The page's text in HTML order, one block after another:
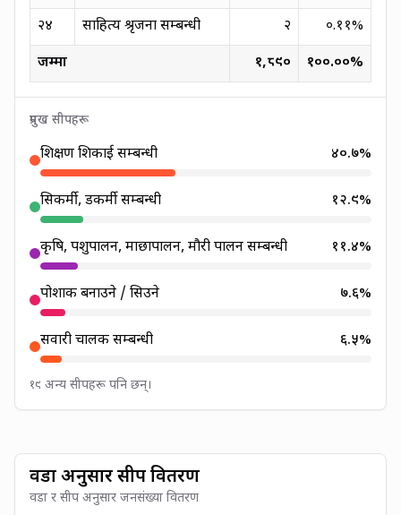
२४ साहित्य श्रृजना सम्बन्धी २ ०.११%
जम्मा
१,८९० १००.००%
प्रमुख सीपहरू
शिक्षण शिकाई सम्बन्धी ४०.७%
सिकर्मी, डकर्मी सम्बन्धी १२.९%
कृषि, पशुपालन, माछापालन, मौरी पालन सम्बन्धी ११.४%
पोशाक बनाउने / सिउने ७.६%
सवारी चालक सम्बन्धी ६.५%
१९ अन्य सीपहरू पनि छन्।
वडा अनुसार सीप वितरण
वडा र सीप अनुसार जनसंख्या वितरण